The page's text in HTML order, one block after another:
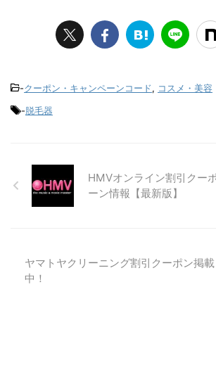
-クーポン・キャンペーンコード, コスメ・美容
-脱毛器
HMVオンライン割引クー
ーン情報【最新版】
ヤマトヤクリーニング割引クーポン掲載
中！